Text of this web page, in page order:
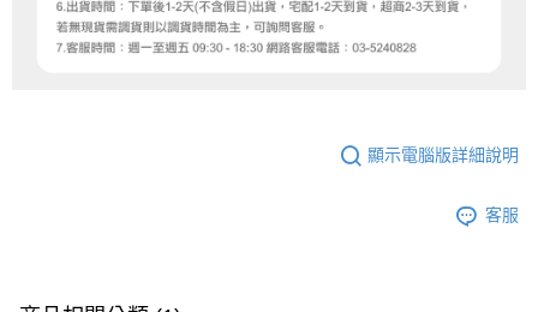
顯示電腦版詳細說明
客服